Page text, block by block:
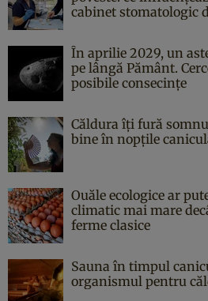
cabinet stomatologic
În aprilie 2029, un
pe lângă Pământ.
posibile consecințe
Căldura îți fură
bine în nopțile
Ouăle ecologice ar
climatic mai mare
ferme clasice
Sauna în timpul
organismul pentru